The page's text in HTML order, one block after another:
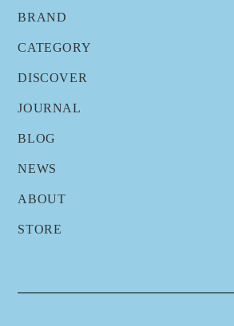
BRAND
CATEGORY
DISCOVER
JOURNAL
BLOG
NEWS
ABOUT
STORE